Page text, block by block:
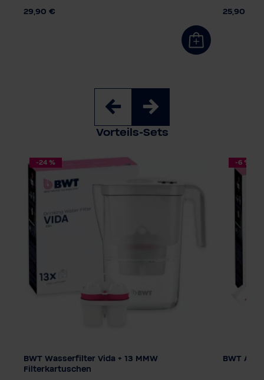
Soft Extra
12 Stück
29,90 €
Soft
25,90 €
Vorteils-Sets
-24 %
Farbe
BWT Wasserfilter Vida + 13 MMW
Filterkartuschen
-6 %
BWT